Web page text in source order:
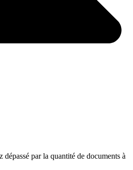
dépassé par la quantité de documents à